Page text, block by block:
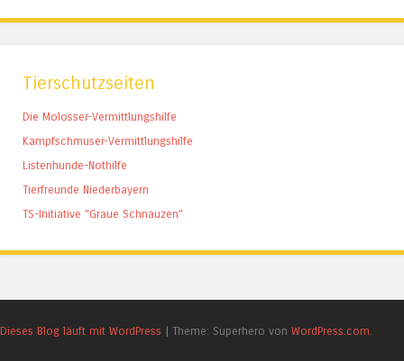
Tierschutzseiten
Die Molosser-Vermittlungshilfe
Kampfschmuser-Vermittlungshilfe
Listenhunde-Nothilfe
Tierfreunde Niederbayern
TS-Initiative "Graue Schnauzen"
Dieses Blog läuft mit WordPress | Theme: Superhero von WordPress.com.